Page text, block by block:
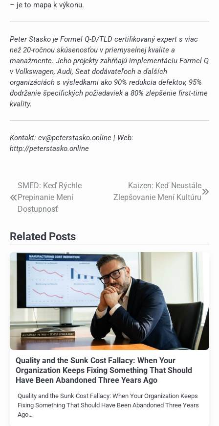
– je to mapa k výkonu.
Peter Stasko je Formel Q-D/TLD certifikovaný expert s viac
než 20-ročnou skúsenosťou v priemyselnej kvalite a
manažmente. Jeho projekty zahŕňajú implementáciu Formel Q
v Volkswagen, Audi, Seat dodávateľoch a ďalších
organizáciách s výsledkami ako 90% redukcia defektov, 95%
dodržanie špecifických požiadaviek a 80% zlepšenie first-time
kvality.
Kontakt: cv@peterstasko.online | Web:
http://peterstasko.online
Post
navigation
SMED: Keď Rýchle
Prepínanie Mení
Dostupnosť
Kaizen: Keď Neustále
Zlepšovanie Mení Kultúru
Related Posts
Quality and the Sunk Cost Fallacy: When Your
Organization Keeps Fixing Something That Should
Have Been Abandoned Three Years Ago
Quality and the Sunk Cost Fallacy: When Your Organization Keeps
Fixing Something That Should Have Been Abandoned Three Years
Ago…